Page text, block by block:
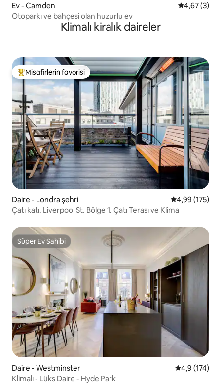
Ev - Camden 5 üzerinden
4,67 (3)
Otoparkı ve bahçesi olan huzurlu ev
Klimalı kiralık daireler
Misafirlerin favorilerinden en beğenilenler arasında
Misafirlerin favorisi
Daire - Londra şehri 5 üzerinden
4,99 (175)
Çatı katı. Liverpool St. Bölge 1. Çatı Terası ve Klima
Süper Ev Sahibi
Süper Ev Sahibi
Daire - Westminster 5 üzerinden
4,9 (174)
Klimalı - Lüks Daire - Hyde Park